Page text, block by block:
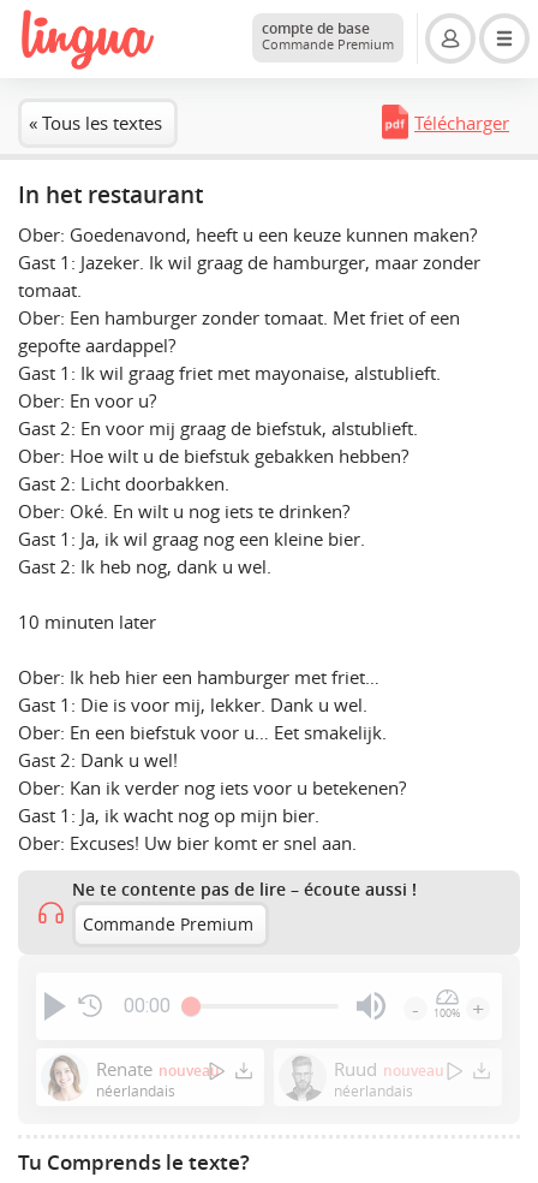
compte de base
Commande Premium
« Tous les textes Télécharger
In het restaurant
Ober: Goedenavond, heeft u een keuze kunnen maken?
Gast 1: Jazeker. Ik wil graag de hamburger, maar zonder
tomaat.
Ober: Een hamburger zonder tomaat. Met friet of een
gepofte aardappel?
Gast 1: Ik wil graag friet met mayonaise, alstublieft.
Ober: En voor u?
Gast 2: En voor mij graag de biefstuk, alstublieft.
Ober: Hoe wilt u de biefstuk gebakken hebben?
Gast 2: Licht doorbakken.
Ober: Oké. En wilt u nog iets te drinken?
Gast 1: Ja, ik wil graag nog een kleine bier.
Gast 2: Ik heb nog, dank u wel.
10 minuten later
Ober: Ik heb hier een hamburger met friet…
Gast 1: Die is voor mij, lekker. Dank u wel.
Ober: En een biefstuk voor u… Eet smakelijk.
Gast 2: Dank u wel!
Ober: Kan ik verder nog iets voor u betekenen?
Gast 1: Ja, ik wacht nog op mijn bier.
Ober: Excuses! Uw bier komt er snel aan.
Ne te contente pas de lire – écoute aussi !
Commande Premium
00:00
Enter
or
- 100% +
Renate nouveau
néerlandais
Ruud nouveau
néerlandais
Tu Comprends le texte?